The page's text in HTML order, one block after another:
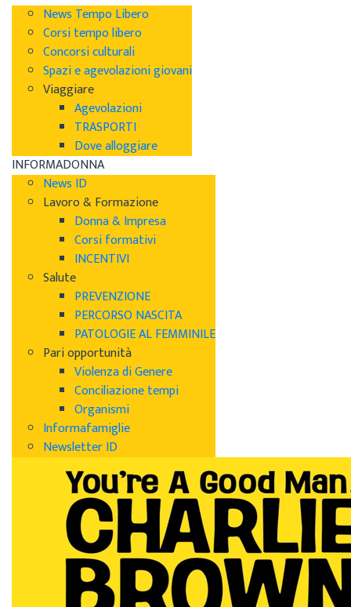
News Tempo Libero
Corsi tempo libero
Concorsi culturali
Spazi e agevolazioni giovani
Viaggiare
Agevolazioni
TRASPORTI
Dove alloggiare
INFORMADONNA
News ID
Lavoro & Formazione
Donna & Impresa
Corsi formativi
INCENTIVI
Salute
PREVENZIONE
PERCORSO NASCITA
PATOLOGIE AL FEMMINILE
Pari opportunità
Violenza di Genere
Conciliazione tempi
Organismi
Informafamiglie
Newsletter ID